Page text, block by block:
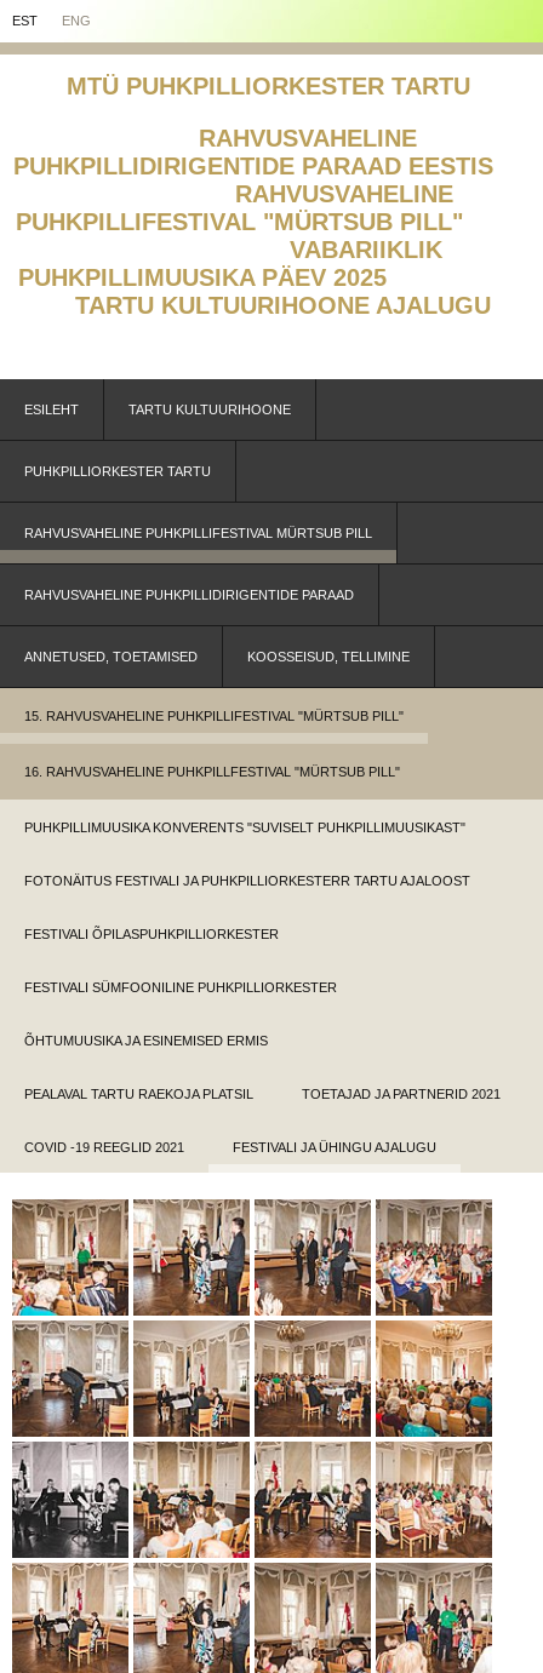
EST ENG
MTÜ PUHKPILLIORKESTER TARTU
RAHVUSVAHELINE
PUHKPILLIDIRIGENTIDE PARAAD EESTIS
RAHVUSVAHELINE
PUHKPILLIFESTIVAL "MÜRTSUB PILL"
VABARIIKLIK
PUHKPILLIMUUSIKA PÄEV 2025
TARTU KULTUURIHOONE AJALUGU
ESILEHT TARTU KULTUURIHOONE
PUHKPILLIORKESTER TARTU
RAHVUSVAHELINE PUHKPILLIFESTIVAL MÜRTSUB PILL
RAHVUSVAHELINE PUHKPILLIDIRIGENTIDE PARAAD
ANNETUSED, TOETAMISED KOOSSEISUD, TELLIMINE
15. RAHVUSVAHELINE PUHKPILLIFESTIVAL "MÜRTSUB PILL"
16. RAHVUSVAHELINE PUHKPILLFESTIVAL "MÜRTSUB PILL"
PUHKPILLIMUUSIKA KONVERENTS "SUVISELT PUHKPILLIMUUSIKAST"
FOTONÄITUS FESTIVALI JA PUHKPILLIORKESTERR TARTU AJALOOST
FESTIVALI ÕPILASPUHKPILLIORKESTER
FESTIVALI SÜMFOONILINE PUHKPILLIORKESTER
ÕHTUMUUSIKA JA ESINEMISED ERMIS
PEALAVAL TARTU RAEKOJA PLATSIL TOETAJAD JA PARTNERID 2021
COVID -19 REEGLID 2021 FESTIVALI JA ÜHINGU AJALUGU